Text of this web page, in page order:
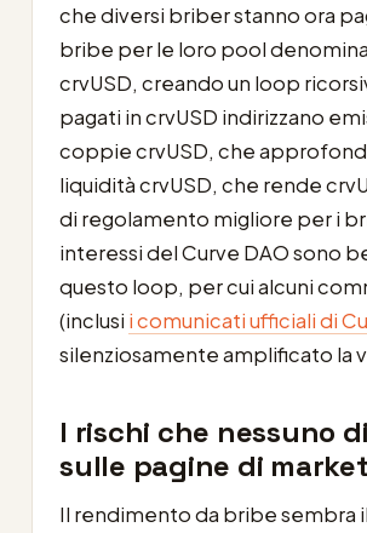
che diversi briber stanno ora
bribe per le loro pool
crvUSD, creando un loop
pagati in crvUSD indirizzano
coppie crvUSD, che
liquidità crvUSD, che rende
di regolamento migliore per i
interessi del Curve DAO sono
questo loop, per cui alcuni
(inclusi i comunicati ufficiali di
silenziosamente amplificato la
I rischi che nessuno
sulle pagine di
Il rendimento da bribe sembra il